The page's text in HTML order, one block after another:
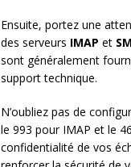
Ensuite, portez une
des serveurs IMAP et
sont généralement
support technique.
N’oubliez pas de
le 993 pour IMAP et le
confidentialité de vos